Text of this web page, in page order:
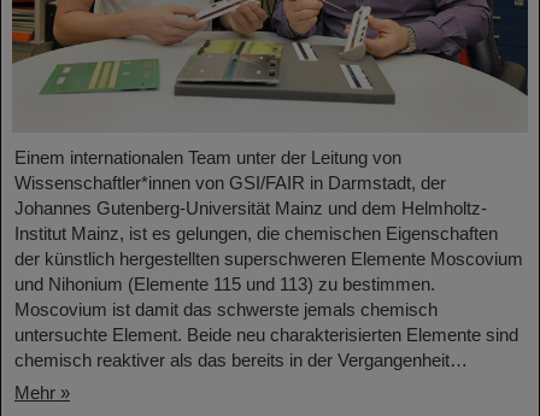
Einem internationalen Team unter der Leitung von
Wissenschaftler*innen von GSI/FAIR in Darmstadt, der
Johannes Gutenberg-Universität Mainz und dem Helmholtz-
Institut Mainz, ist es gelungen, die chemischen Eigenschaften
der künstlich hergestellten superschweren Elemente Moscovium
und Nihonium (Elemente 115 und 113) zu bestimmen.
Moscovium ist damit das schwerste jemals chemisch
untersuchte Element. Beide neu charakterisierten Elemente sind
chemisch reaktiver als das bereits in der Vergangenheit…
Mehr »